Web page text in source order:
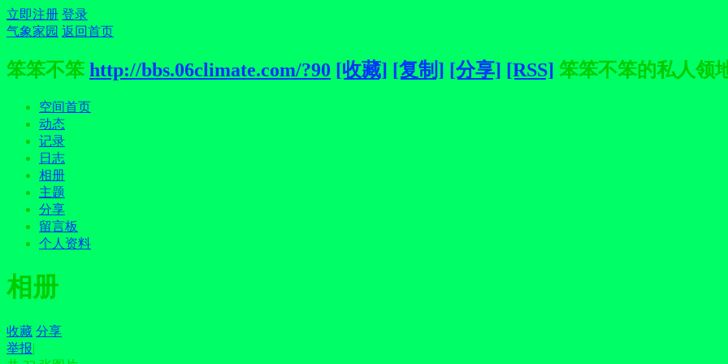
立即注册 登录
气象家园 返回首页
笨笨不笨 http://bbs.06climate.com/?90 [收藏] [复制] [分享] [RSS] 笨笨不笨的私人领
空间首页
动态
记录
日志
相册
主题
分享
留言板
个人资料
相册
收藏 分享
举报|